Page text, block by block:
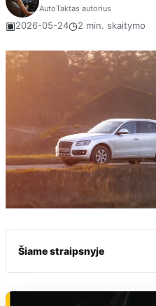
AutoTaktas autorius
▣2026-05-24◷2 min. skaitymo
Šiame straipsnyje